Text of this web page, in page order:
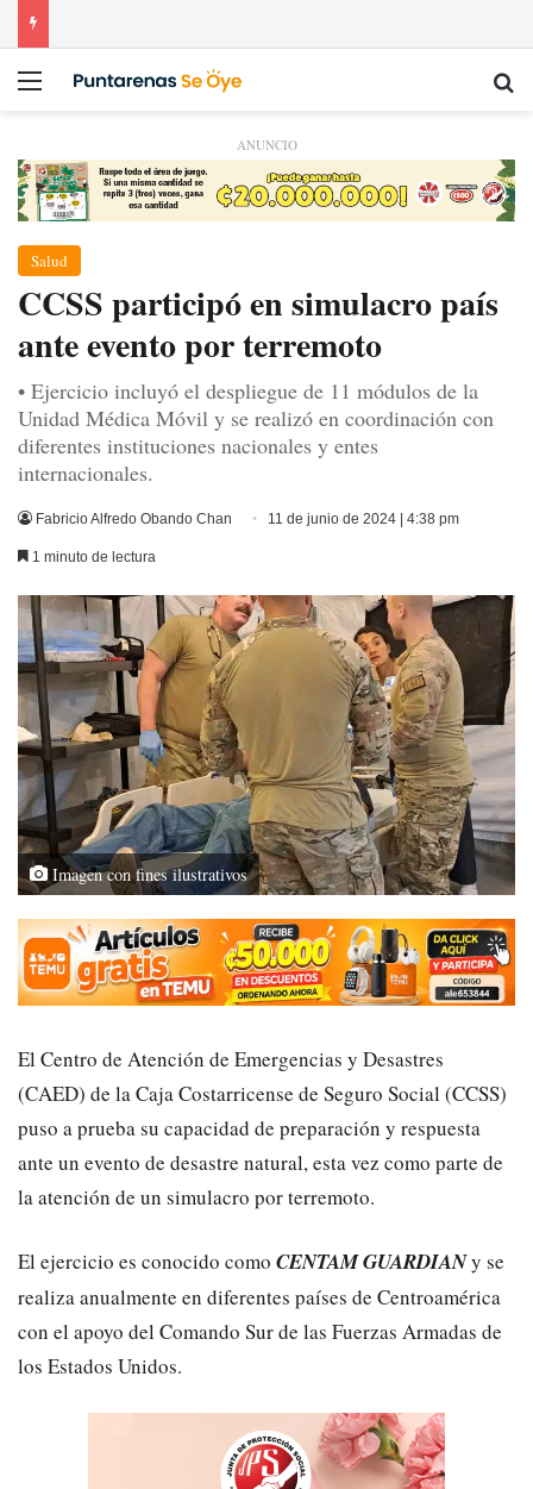
Menú
ANUNCIO
Salud
CCSS participó en simulacro país
ante evento por terremoto
• Ejercicio incluyó el despliegue de 11 módulos de la
Unidad Médica Móvil y se realizó en coordinación con
diferentes instituciones nacionales y entes
internacionales.
Fabricio Alfredo Obando Chan 11 de junio de 2024 | 4:38 pm
1 minuto de lectura
Imagen con fines ilustrativos
El Centro de Atención de Emergencias y Desastres
(CAED) de la Caja Costarricense de Seguro Social (CCSS)
puso a prueba su capacidad de preparación y respuesta
ante un evento de desastre natural, esta vez como parte de
la atención de un simulacro por terremoto.
El ejercicio es conocido como CENTAM GUARDIANy se
realiza anualmente en diferentes países de Centroamérica
con el apoyo del Comando Sur de las Fuerzas Armadas de
los Estados Unidos.